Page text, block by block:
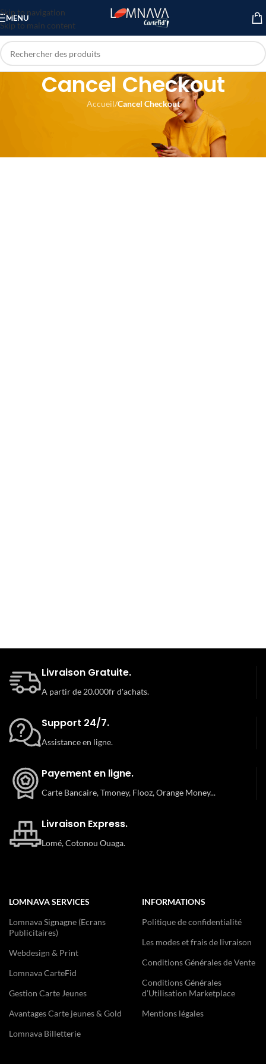
Skip to navigation
Skip to main content
MENU
Cancel Checkout
Accueil/Cancel Checkout
Livraison Gratuite.
A partir de 20.000fr d'achats.
Support 24/7.
Assistance en ligne.
Payement en ligne.
Carte Bancaire, Tmoney, Flooz, Orange Money...
Livraison Express.
Lomé, Cotonou Ouaga.
LOMNAVA SERVICES
Lomnava Signagne (Ecrans
Publicitaires)
Webdesign & Print
Lomnava CarteFid
Gestion Carte Jeunes
Avantages Carte jeunes & Gold
Lomnava Billetterie
INFORMATIONS
Politique de confidentialité
Les modes et frais de livraison
Conditions Générales de Vente
Conditions Générales
d’Utilisation Marketplace
Mentions légales